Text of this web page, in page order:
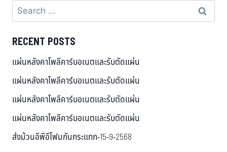
RECENT POSTS
แผ่นหลังคาโพลีคาร์บอเนตและรับตัดแผ่น
แผ่นหลังคาโพลีคาร์บอเนตและรับตัดแผ่น
แผ่นหลังคาโพลีคาร์บอเนตและรับตัดแผ่น
แผ่นหลังคาโพลีคาร์บอเนตและรับตัดแผ่น
ส่งม้วนอีพีอีโฟมกันกระแทก-15-9-2568